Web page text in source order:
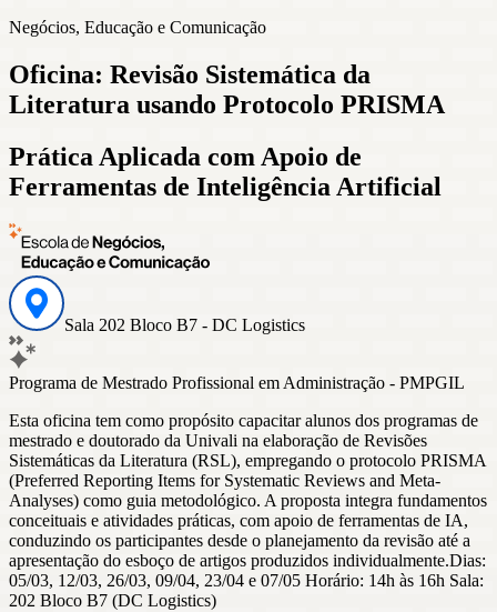
Negócios, Educação e Comunicação
Oficina: Revisão Sistemática da
Literatura usando Protocolo PRISMA
Prática Aplicada com Apoio de
Ferramentas de Inteligência Artificial
Sala 202 Bloco B7 - DC Logistics
Programa de Mestrado Profissional em Administração - PMPGIL
Esta oficina tem como propósito capacitar alunos dos programas de
mestrado e doutorado da Univali na elaboração de Revisões
Sistemáticas da Literatura (RSL), empregando o protocolo PRISMA
(Preferred Reporting Items for Systematic Reviews and Meta-
Analyses) como guia metodológico. A proposta integra fundamentos
conceituais e atividades práticas, com apoio de ferramentas de IA,
conduzindo os participantes desde o planejamento da revisão até a
apresentação do esboço de artigos produzidos individualmente.Dias:
05/03, 12/03, 26/03, 09/04, 23/04 e 07/05 Horário: 14h às 16h Sala:
202 Bloco B7 (DC Logistics)